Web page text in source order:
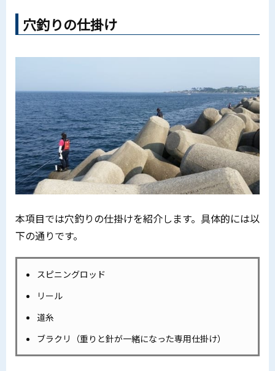
穴釣りの仕掛け
本項目では穴釣りの仕掛けを紹介します。具体的には以
下の通りです。
スピニングロッド
リール
道糸
ブラクリ（重りと針が一緒になった専用仕掛け）